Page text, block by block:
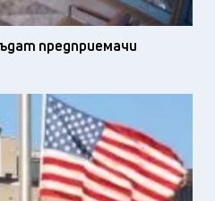
предприемачи